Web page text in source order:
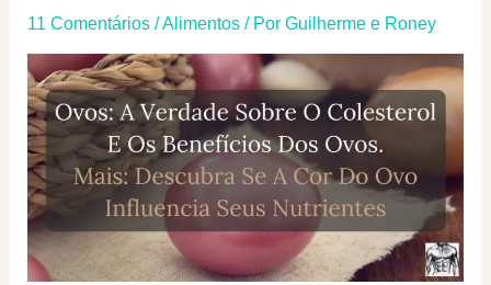
11 Comentários /Alimentos/ Por Guilherme e Roney